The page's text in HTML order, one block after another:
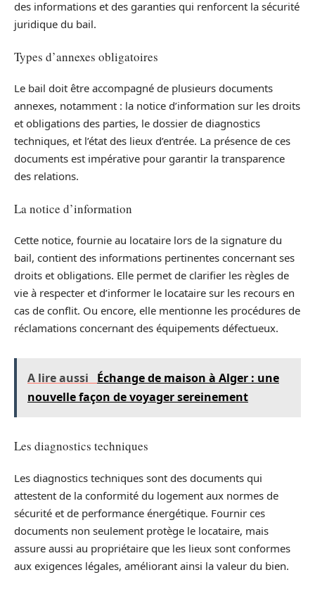
des informations et des garanties qui renforcent la sécurité
juridique du bail.
Types d’annexes obligatoires
Le bail doit être accompagné de plusieurs documents
annexes, notamment : la notice d’information sur les droits
et obligations des parties, le dossier de diagnostics
techniques, et l’état des lieux d’entrée. La présence de ces
documents est impérative pour garantir la transparence
des relations.
La notice d’information
Cette notice, fournie au locataire lors de la signature du
bail, contient des informations pertinentes concernant ses
droits et obligations. Elle permet de clarifier les règles de
vie à respecter et d’informer le locataire sur les recours en
cas de conflit. Ou encore, elle mentionne les procédures de
réclamations concernant des équipements défectueux.
A lire aussi
Échange de maison à Alger : une
nouvelle façon de voyager sereinement
Les diagnostics techniques
Les diagnostics techniques sont des documents qui
attestent de la conformité du logement aux normes de
sécurité et de performance énergétique. Fournir ces
documents non seulement protège le locataire, mais
assure aussi au propriétaire que les lieux sont conformes
aux exigences légales, améliorant ainsi la valeur du bien.